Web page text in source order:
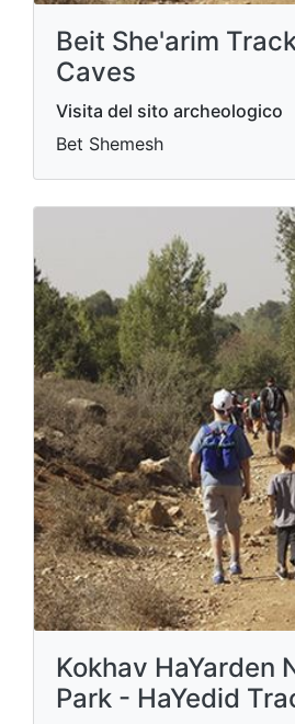
Beit She'arim
Caves
Visita del sito archeologico
Bet Shemesh
Kokhav HaYarden
Park - HaYedid